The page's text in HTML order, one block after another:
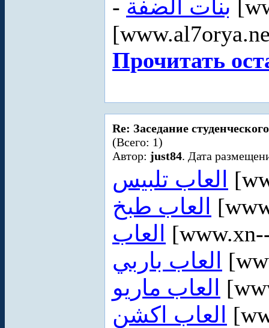
- بنات الضفة
Прочитать
Re: Заседание
(Всего: 1)
Автор: just84. Дата
العاب تلبيس
العاب طبخ
العاب
العاب باربي
العاب ماريو
العاب اكشن